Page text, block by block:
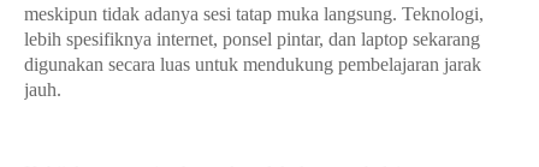
meskipun tidak adanya sesi tatap muka langsung. Teknologi,
lebih spesifiknya internet, ponsel pintar, dan laptop sekarang
digunakan secara luas untuk mendukung pembelajaran jarak
jauh.